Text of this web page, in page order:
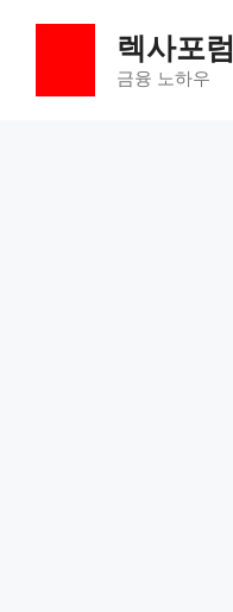
렉사포럼
금융 노하우